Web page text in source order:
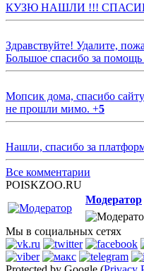
КУЗЮ НАШЛИ !!!
Здравствуйте! Удалите,
Большое спасибо за помощь
Мопсик дома, спасибо
не прошли мимо. +5
Нашли, спасибо за
Все комментарии
POISKZOO.RU
Модератор
Мы в социальных сетях